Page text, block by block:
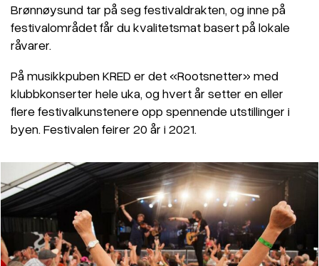
Brønnøysund tar på seg festivaldrakten, og inne på
festivalområdet får du kvalitetsmat basert på lokale
råvarer.
På musikkpuben KRED er det «Rootsnetter» med
klubbkonserter hele uka, og hvert år setter en eller
flere festivalkunstenere opp spennende utstillinger i
byen. Festivalen feirer 20 år i 2021.